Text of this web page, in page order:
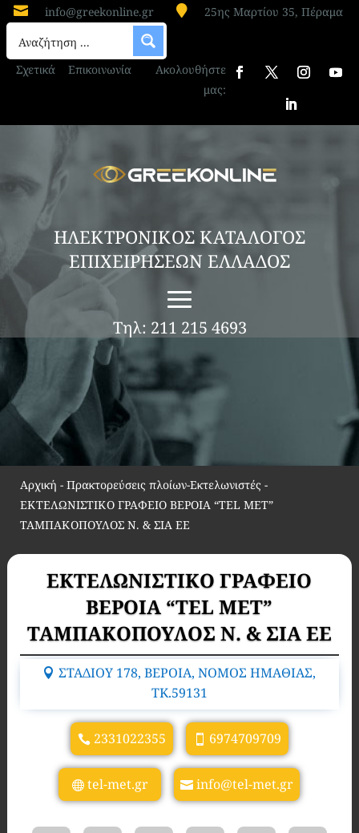
 info@greekonline.gr  25ης Μαρτίου 35, Πέραμα
Σχετικά Επικοινωνία
Ακολουθήστε
μας:
ΗΛΕΚΤΡΟΝΙΚΟΣ ΚΑΤΑΛΟΓΟΣ
ΕΠΙΧΕΙΡΗΣΕΩΝ ΕΛΛΑΔΟΣ
Τηλ: 211 215 4693
Αρχική - Πρακτορεύσεις πλοίων-Εκτελωνιστές-
ΕΚΤΕΛΩΝΙΣΤΙΚΟ ΓΡΑΦΕΙΟ ΒΕΡΟΙΑ “TEL MET”
ΤΑΜΠΑΚΟΠΟΥΛΟΣ Ν. & ΣΙΑ ΕΕ
ΕΚΤΕΛΩΝΙΣΤΙΚΟ ΓΡΑΦΕΙΟ
ΒΕΡΟΙΑ “TEL MET”
ΤΑΜΠΑΚΟΠΟΥΛΟΣ Ν. & ΣΙΑ ΕΕ
ΣΤΑΔΙΟΥ 178, ΒΕΡΟΙΑ, ΝΟΜΟΣ ΗΜΑΘΙΑΣ,
TK.59131
2331022355 6974709709
tel-met.gr info@tel-met.gr